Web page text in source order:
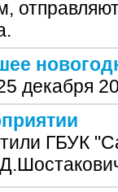
декабря
ГБУК